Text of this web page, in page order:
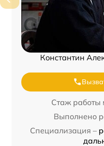
Константин
Стаж работы
Выполнено
Специализация –